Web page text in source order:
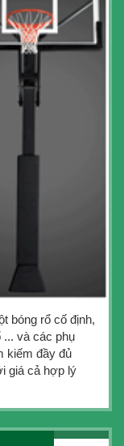
bóng rổ cố định,
... và các phụ
kiếm đầy đủ
giá cả hợp lý